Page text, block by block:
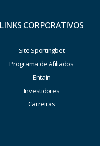
LINKS CORPORATIVOS
Site Sportingbet
Programa de Afiliados
Entain
Investidores
Carreiras